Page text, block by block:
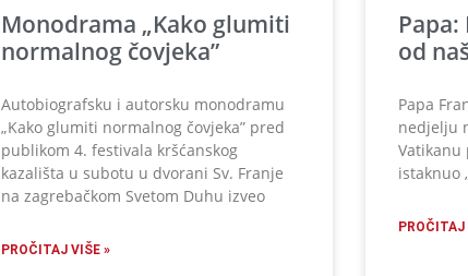
Monodrama „Kako glumiti
normalnog čovjeka”
Autobiografsku i autorsku monodramu
„Kako glumiti normalnog čovjeka” pred
publikom 4. festivala kršćanskog
kazališta u subotu u dvorani Sv. Franje
na zagrebačkom Svetom Duhu izveo
PROČITAJ VIŠE »
od
Papa
nedjelju
Vatikanu
istaknuo
PROČITAJ